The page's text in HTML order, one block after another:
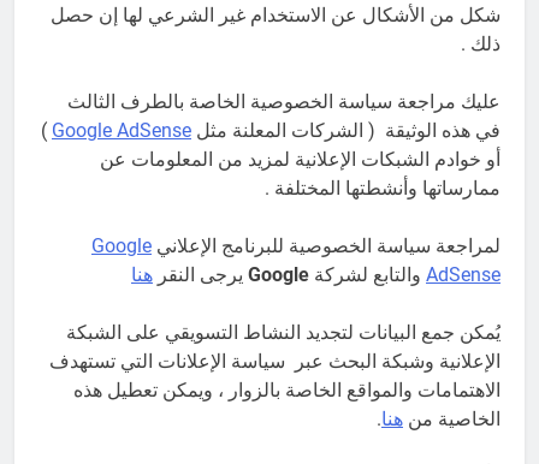
شكل من الأشكال عن الاستخدام غير الشرعي لها إن حصل
ذلك .
عليك مراجعة سياسة الخصوصية الخاصة بالطرف الثالث
في هذه الوثيقة ( الشركات المعلنة مثل Google AdSense
)
أو خوادم الشبكات الإعلانية لمزيد من المعلومات عن
ممارساتها وأنشطتها المختلفة .
لمراجعة سياسة الخصوصية للبرنامج الإعلاني Google
AdSense والتابع لشركة Google يرجى النقر هنا
يُمكن جمع البيانات لتجديد النشاط التسويقي على الشبكة
الإعلانية وشبكة البحث عبر سياسة الإعلانات التي تستهدف
الاهتمامات والمواقع الخاصة بالزوار ، ويمكن تعطيل هذه
الخاصية من هنا.